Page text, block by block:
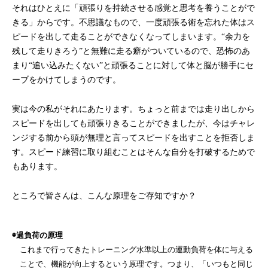
それはひとえに「頑張りを持続させる感覚と思考を養うことがで
きる」からです。不思議なもので、一度頑張る術を忘れた体はス
ピードを出して走ることができなくなってしまいます。“余力を
残して走りきろう”と無難に走る癖がついているので、恐怖のあ
まり“追い込みたくない”と頑張ることに対して体と脳が勝手にセ
ーブをかけてしまうのです。
実は今の私がそれにあたります。ちょっと前までは走り出しから
スピードを出しても頑張りきることができましたが、今はチャレ
ンジする前から頭が無理と言ってスピードを出すことを拒否しま
す。スピード練習に取り組むことはそんな自分を打破するためで
もあります。
ところで皆さんは、こんな原理をご存知ですか？
◉過負荷の原理
これまで行ってきたトレーニング水準以上の運動負荷を体に与える
ことで、機能が向上するという原理です。つまり、「いつもと同じ